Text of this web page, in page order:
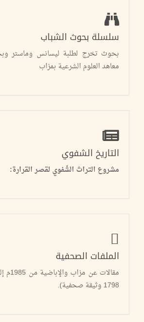
سلسلة بحوث الشباب
بحوث تخرج لطلبة ليسانس وماستر
معاهد العلوم الشرعية بمزاب
التاريخ الشفوي
مشروع التراث الشّفوي لقصر القرارة:
الملفات الصحفية
1798 وثيقة صحفية).